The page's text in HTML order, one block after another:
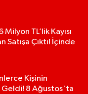
TL’lik Kayısı
Satışa Çıktı! İçinde
Kişinin
Geldi! 8 Ağustos'ta